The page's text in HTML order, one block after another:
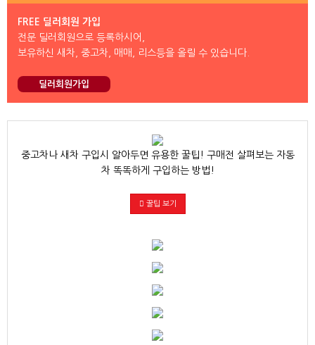
FREE 딜러회원 가입
전문 딜러회원으로 등록하시어,
보유하신 새차, 중고차, 매매, 리스등을 올릴 수 있습니다.
딜러회원가입
중고차나 새차 구입시 알아두면 유용한 꿀팁! 구매전 살펴보는 자동
차 똑똑하게 구입하는 방법!
꿀팁 보기